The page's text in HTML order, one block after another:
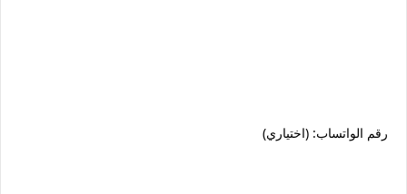
رقم الواتساب: (اختياري)